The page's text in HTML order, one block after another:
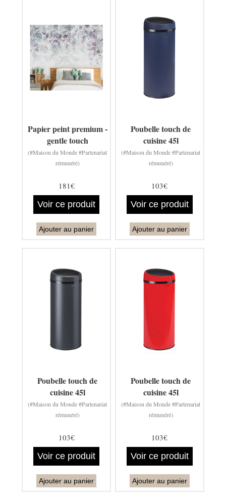
Papier peint premium -
gentle touch
(#Maison du Monde #Partenariat
rémunéré)
181€
Voir ce produit
Ajouter au panier
Poubelle touch de
cuisine 45l
(#Maison du Monde #Partenariat
rémunéré)
103€
Voir ce produit
Ajouter au panier
Poubelle touch de
cuisine 45l
(#Maison du Monde #Partenariat
rémunéré)
103€
Voir ce produit
Ajouter au panier
Poubelle touch de
cuisine 45l
(#Maison du Monde #Partenariat
rémunéré)
103€
Voir ce produit
Ajouter au panier